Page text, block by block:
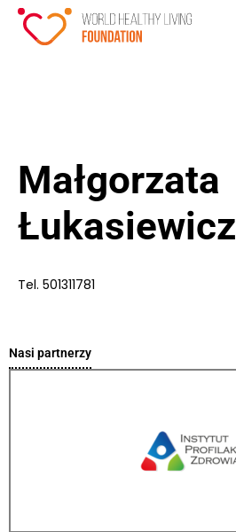
Małgorzata
Łukasiewicz
Tel. 501311781
Nasi partnerzy